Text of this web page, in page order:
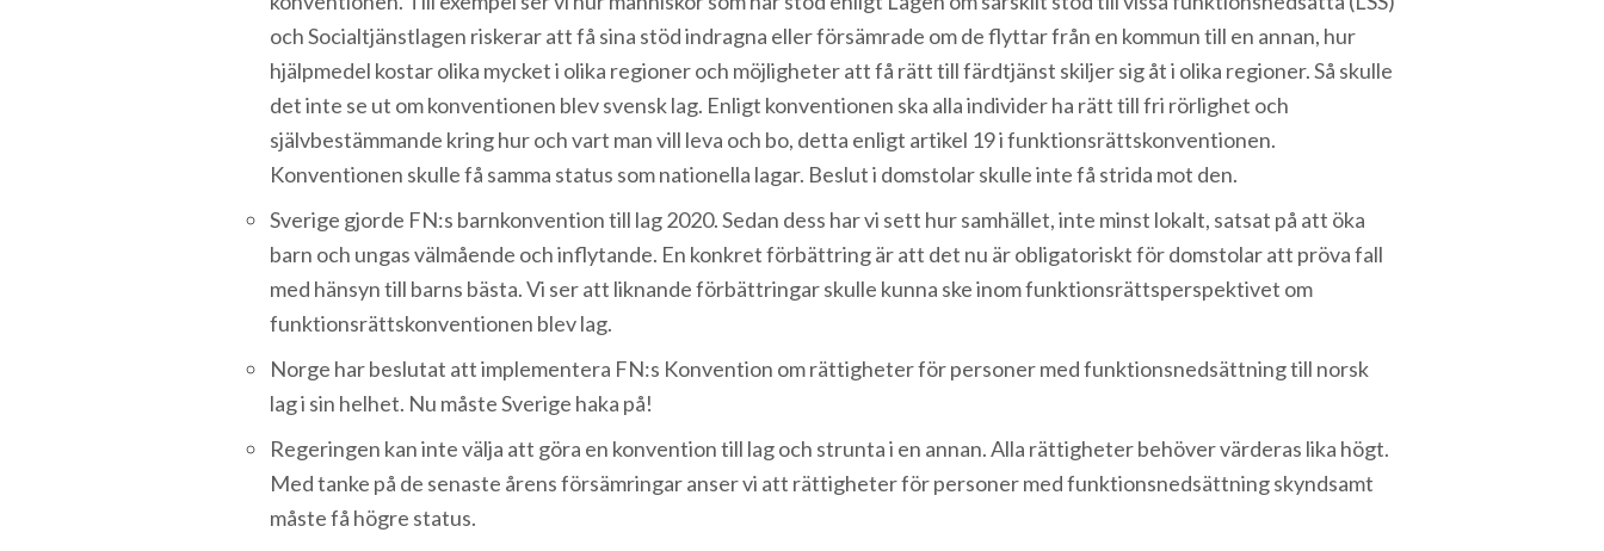
och Socialtjänstlagen riskerar att få sina stöd indragna eller försämrade om de flyttar från en kommun till en annan, hur
hjälpmedel kostar olika mycket i olika regioner och möjligheter att få rätt till färdtjänst skiljer sig åt i olika regioner. Så skulle
det inte se ut om konventionen blev svensk lag. Enligt konventionen ska alla individer ha rätt till fri rörlighet och
självbestämmande kring hur och vart man vill leva och bo, detta enligt artikel 19 i funktionsrättskonventionen.
Konventionen skulle få samma status som nationella lagar. Beslut i domstolar skulle inte få strida mot den.
Sverige gjorde FN:s barnkonvention till lag 2020. Sedan dess har vi sett hur samhället, inte minst lokalt, satsat på att öka
barn och ungas välmående och inflytande. En konkret förbättring är att det nu är obligatoriskt för domstolar att pröva fall
med hänsyn till barns bästa. Vi ser att liknande förbättringar skulle kunna ske inom funktionsrättsperspektivet om
funktionsrättskonventionen blev lag.
Norge har beslutat att implementera FN:s Konvention om rättigheter för personer med funktionsnedsättning till norsk
lag i sin helhet. Nu måste Sverige haka på!
Regeringen kan inte välja att göra en konvention till lag och strunta i en annan. Alla rättigheter behöver värderas lika högt.
Med tanke på de senaste årens försämringar anser vi att rättigheter för personer med funktionsnedsättning skyndsamt
måste få högre status.